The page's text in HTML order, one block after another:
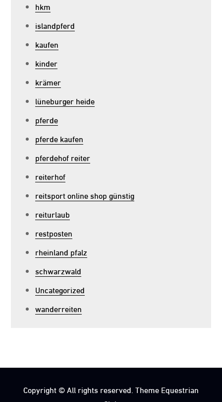
hkm
islandpferd
kaufen
kinder
krämer
lüneburger heide
pferde
pferde kaufen
pferdehof reiter
reiterhof
reitsport online shop günstig
reiturlaub
restposten
rheinland pfalz
schwarzwald
Uncategorized
wanderreiten
Copyright © All rights reserved. Theme Equestrian